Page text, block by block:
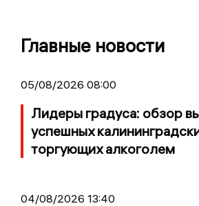
Главные новости
05/08/2026 08:00
Лидеры градуса: обзор
успешных
торгующих алкоголем
04/08/2026 13:40